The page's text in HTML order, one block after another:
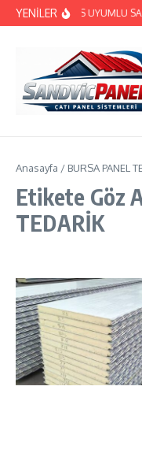
İçeriğe atla
YENİLER GES UYUMLU
Anasayfa / BURSA PANEL
Etikete Göz
TEDARİK